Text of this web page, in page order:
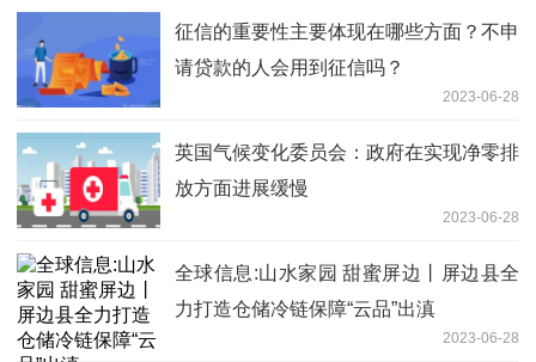
征信的重要性主要体现在哪些方面？不申
请贷款的人会用到征信吗？
2023-06-28
英国气候变化委员会：政府在实现净零排
放方面进展缓慢
2023-06-28
全球信息:山水家园 甜蜜屏边丨屏边县全
力打造仓储冷链保障“云品”出滇
2023-06-28